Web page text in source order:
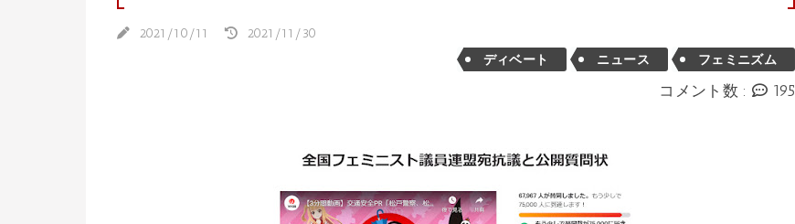
2021/10/11
2021/11/30
ディベート
ニュース フェミニズム
コメント数 : 195